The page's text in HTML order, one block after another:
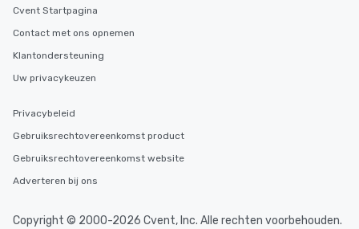
Cvent Startpagina
Contact met ons opnemen
Klantondersteuning
Uw privacykeuzen
Privacybeleid
Gebruiksrechtovereenkomst product
Gebruiksrechtovereenkomst website
Adverteren bij ons
Copyright © 2000-2026 Cvent, Inc. Alle rechten voorbehouden.